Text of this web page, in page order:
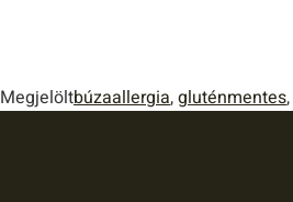
Megjelöltbúzaallergia,gluténmentes,